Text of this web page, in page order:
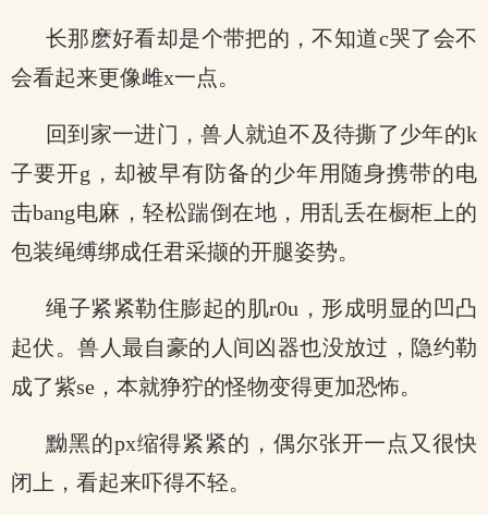
长那麽好看却是个带把的，不知道c哭了会不
会看起来更像雌x一点。
回到家一进门，兽人就迫不及待撕了少年的k
子要开g，却被早有防备的少年用随身携带的电
击bang电麻，轻松踹倒在地，用乱丢在橱柜上的
包装绳缚绑成任君采撷的开腿姿势。
绳子紧紧勒住膨起的肌r0u，形成明显的凹凸
起伏。兽人最自豪的人间凶器也没放过，隐约勒
成了紫se，本就狰狞的怪物变得更加恐怖。
黝黑的px缩得紧紧的，偶尔张开一点又很快
闭上，看起来吓得不轻。